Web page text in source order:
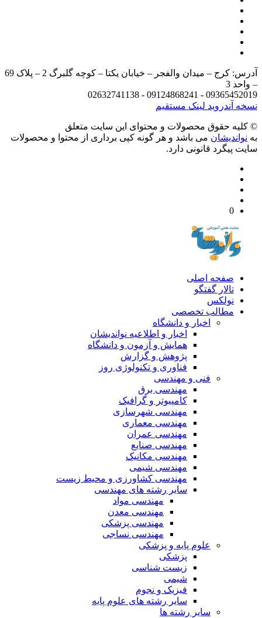
آدرس: کرج – میدان والفجر – خیابان یکتا – کوچه گلبرگ 2 – پلاک 69
3
09365452019 - 09124868241 -
آندرویدلینک مستقیم
حقوق محصولات و محتوای اين سایت متعلق
می باشد و هر گونه کپی برداری از محتوا و محصولات
پیگرد قانونی دارد.
صفحه اصلی
تالار گفتگو
نولکس
مطالب تخصصی
اخبار و دانشگاه
اخبار و اطلاعیه نواندیشان
همایش و آزمون و دانشگاه
پژوهش و گزارش
فناوری و تکنولوژی روز
فنی و مهندسی
مهندسی برق
کامپیوتر و گرافیک
مهندسی شهرسازی
مهندسی معماری
مهندسی عمران
مهندسی صنایع
مهندسی مکانیک
مهندسی شیمی
مهندسی کشاورزی و محیط زیست
سایر رشته های مهندسی
مهندسی مواد
مهندسی معدن
مهندسی پزشکی
مهندسی نساجی
علوم پایه و پزشکی
پزشکی
زیست شناسی
شیمی
فیزیک و نجوم
سایر رشته های علوم پایه
سایر رشته ها